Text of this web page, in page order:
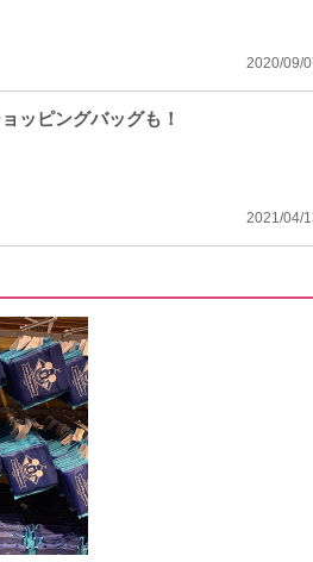
2020/09/
ッピングバッグも！
2021/04/